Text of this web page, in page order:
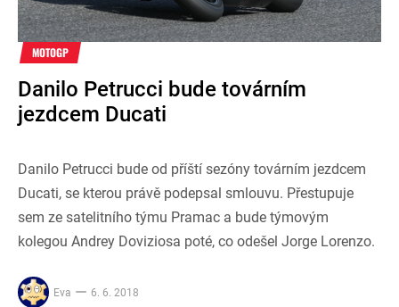
MOTOGP
Danilo Petrucci bude továrním
jezdcem Ducati
Danilo Petrucci bude od příští sezóny továrním jezdcem
Ducati, se kterou právě podepsal smlouvu. Přestupuje
sem ze satelitního týmu Pramac a bude týmovým
kolegou Andrey Doviziosa poté, co odešel Jorge Lorenzo.
Eva 6. 6. 2018